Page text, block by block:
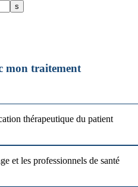
mon traitement
thérapeutique du patient
et les professionnels de santé